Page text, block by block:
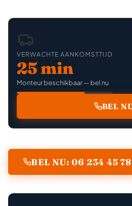
VERWACHTE AANKOMSTTIJD
25 min
Monteur beschikbaar — bel nu
BEL
BEL NU: 06 234 45